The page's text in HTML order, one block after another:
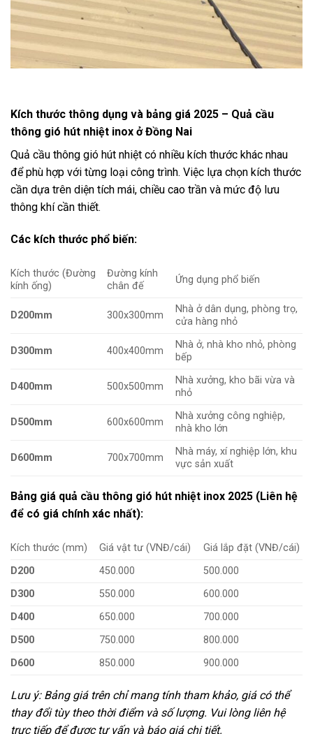
Kích thước thông dụng và bảng giá 2025 – Quả cầu
thông gió hút nhiệt inox ở Đồng Nai
Quả cầu thông gió hút nhiệt có nhiều kích thước khác nhau
để phù hợp với từng loại công trình. Việc lựa chọn kích thước
cần dựa trên diện tích mái, chiều cao trần và mức độ lưu
thông khí cần thiết.
Các kích thước phổ biến:
Kích thước (Đường
kính ống)
Đường kính
chân đế
Ứng dụng phổ biến
D200mm 300x300mm
Nhà ở dân dụng, phòng trọ,
cửa hàng nhỏ
D300mm 400x400mm
Nhà ở, nhà kho nhỏ, phòng
bếp
D400mm 500x500mm
Nhà xưởng, kho bãi vừa và
nhỏ
D500mm 600x600mm
Nhà xưởng công nghiệp,
nhà kho lớn
D600mm 700x700mm
Nhà máy, xí nghiệp lớn, khu
vực sản xuất
Bảng giá quả cầu thông gió hút nhiệt inox 2025 (Liên hệ
để có giá chính xác nhất):
Kích thước (mm) Giá vật tư (VNĐ/cái)
Giá lắp đặt (VNĐ/cái)
D200
450.000
500.000
D300
550.000
600.000
D400
650.000
700.000
D500
750.000
800.000
D600
850.000 900.000
Lưu ý: Bảng giá trên chỉ mang tính tham khảo, giá có thể
thay đổi tùy theo thời điểm và số lượng. Vui lòng liên hệ
trực tiếp để được tư vấn và báo giá chi tiết.